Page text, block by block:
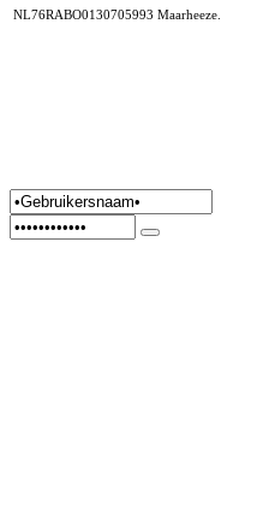
NL76RABO0130705993 Maarheeze.